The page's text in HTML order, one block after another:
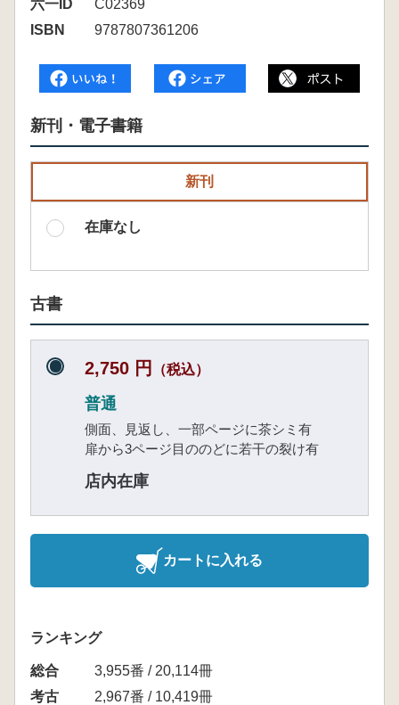
六一ID
C02369
ISBN
9787807361206
新刊・電子書籍
新刊
在庫なし
古書
2,750 円 （税込）
普通
側面、見返し、一部ページに茶シミ有
扉から3ページ目ののどに若干の裂け有
店内在庫
カートに入れる
ランキング
総合
3,955番 / 20,114冊
考古
2,967番 / 10,419冊